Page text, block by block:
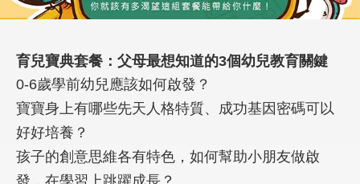
育兒寶典套餐：父母最想知道的3個幼兒教育關鍵
0-6歲學前幼兒應該如何啟發？
寶寶身上有哪些先天人格特質、成功基因密碼可以
好好培養？
孩子的創意思維各有特色，如何幫助小朋友做啟
發，在學習上跳躍成長？